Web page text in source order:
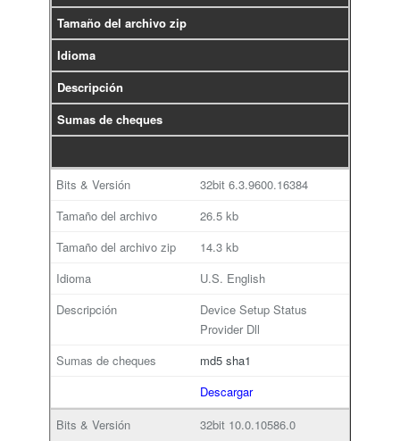
Tamaño del archivo zip
Idioma
Descripción
Sumas de cheques
32bit 6.3.9600.16384
26.5 kb
14.3 kb
U.S. English
Device Setup Status
Provider Dll
md5 sha1
Descargar
32bit 10.0.10586.0